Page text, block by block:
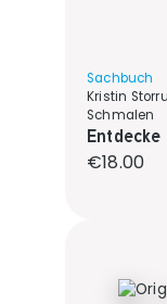
Sachbuch
Kristin
Schmalen
Regular
€18.00